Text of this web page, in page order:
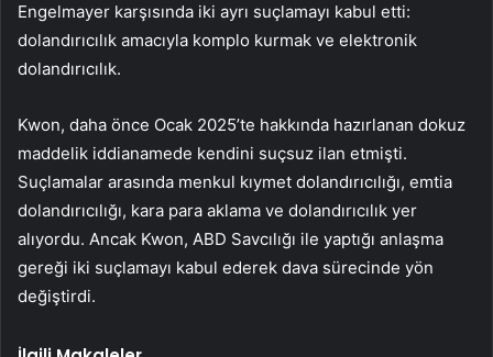
Engelmayer karşısında iki ayrı suçlamayı kabul etti:
dolandırıcılık amacıyla komplo kurmak ve elektronik
dolandırıcılık.
Kwon, daha önce Ocak 2025’te hakkında hazırlanan dokuz
maddelik iddianamede kendini suçsuz ilan etmişti.
Suçlamalar arasında menkul kıymet dolandırıcılığı, emtia
dolandırıcılığı, kara para aklama ve dolandırıcılık yer
alıyordu. Ancak Kwon, ABD Savcılığı ile yaptığı anlaşma
gereği iki suçlamayı kabul ederek dava sürecinde yön
değiştirdi.